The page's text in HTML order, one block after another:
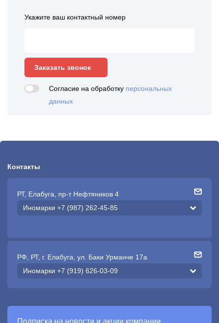
Укажите ваш контактный номер
Заказать звонок
Согласие на обработку персональных
данных
Контакты
РТ, Елабуга, пр-т Нефтяников 4
Иномарки +7 (987) 262-45-85
РФ, РТ, г. Елабуга, ул. Баки Урманче 17а
Иномарки +7 (919) 626-03-09
Подписка на новости и акции компании